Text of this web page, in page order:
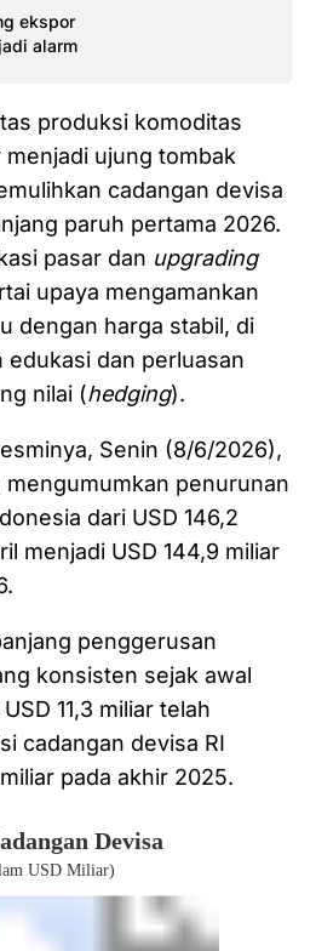
ekspor
alarm
produksi komoditas
ujung tombak
cadangan devisa
paruh pertama 2026.
pasar dan upgrading
upaya mengamankan
dengan harga stabil, di
edukasi dan perluasan
nilai (hedging).
Senin (8/6/2026),
mengumumkan penurunan
dari USD 146,2
menjadi USD 144,9 miliar
penggerusan
konsisten sejak awal
11,3 miliar telah
cadangan devisa RI
pada akhir 2025.